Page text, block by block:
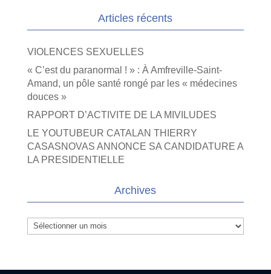
Articles récents
VIOLENCES SEXUELLES
« C’est du paranormal ! » : À Amfreville-Saint-
Amand, un pôle santé rongé par les « médecines
douces »
RAPPORT D’ACTIVITE DE LA MIVILUDES
LE YOUTUBEUR CATALAN THIERRY
CASASNOVAS ANNONCE SA CANDIDATURE A
LA PRESIDENTIELLE
Archives
Archives